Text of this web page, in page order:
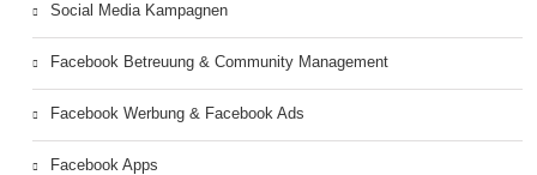
Social Media Kampagnen
Facebook Betreuung & Community Management
Facebook Werbung & Facebook Ads
Facebook Apps